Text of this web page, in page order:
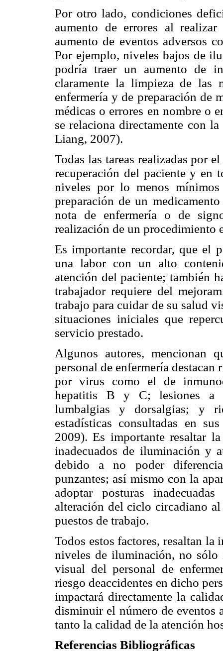
Por otro lado, condiciones
aumento de errores al
aumento de eventos adversos
Por ejemplo, niveles bajos de
podría traer un aumento de
claramente la limpieza de las
enfermería y de preparación de
médicas o errores en nombre o
se relaciona directamente con
Liang, 2007).
Todas las tareas realizadas por
recuperación del paciente y en
niveles por lo menos
preparación de un
nota de enfermería o de
realización de un procedimiento
Es importante recordar, que el
una labor con un alto
atención del paciente; también
trabajador requiere del
trabajo para cuidar de su salud
situaciones iniciales que
servicio prestado.
Algunos autores, mencionan
personal de enfermería
por virus como el de
hepatitis B y C; lesiones a
lumbalgias y dorsalgias; y
estadísticas consultadas en
2009). Es importante resaltar
inadecuados de iluminación y
debido a no poder
punzantes; así mismo con la
adoptar posturas
alteración del ciclo circadiano
puestos de trabajo.
Todos estos factores, resaltan
niveles de iluminación, no sólo
visual del personal de
riesgo deaccidentes en dicho
impactará directamente la
disminuir el número de eventos
tanto la calidad de la atención
Referencias Bibliográficas